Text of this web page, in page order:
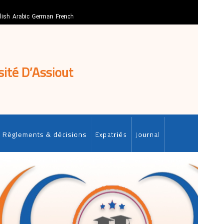
Arabic German French
D’Assiout
Règlements & décisions Expatriés Journal